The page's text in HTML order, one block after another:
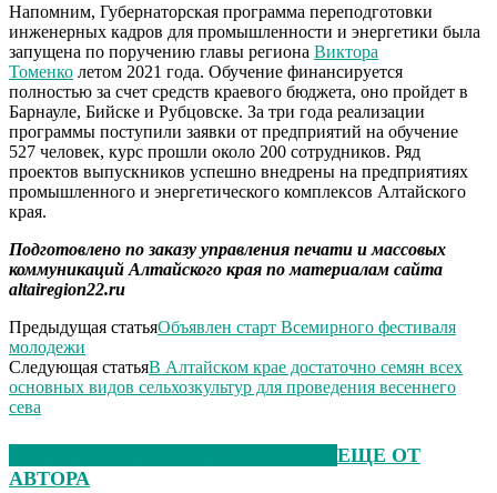
Напомним, Губернаторская программа переподготовки
инженерных кадров для промышленности и энергетики была
запущена по поручению главы региона Виктора
Томенко летом 2021 года. Обучение финансируется
полностью за счет средств краевого бюджета, оно пройдет в
Барнауле, Бийске и Рубцовске. За три года реализации
программы поступили заявки от предприятий на обучение
527 человек, курс прошли около 200 сотрудников. Ряд
проектов выпускников успешно внедрены на предприятиях
промышленного и энергетического комплексов Алтайского
края.
Подготовлено по заказу управления печати и массовых
коммуникаций Алтайского края по материалам сайта
altairegion22.ru
Предыдущая статьяОбъявлен старт Всемирного фестиваля
молодежи
Следующая статьяВ Алтайском крае достаточно семян всех
основных видов сельхозкультур для проведения весеннего
сева
ЕЩЕ ОТ
АВТОРА